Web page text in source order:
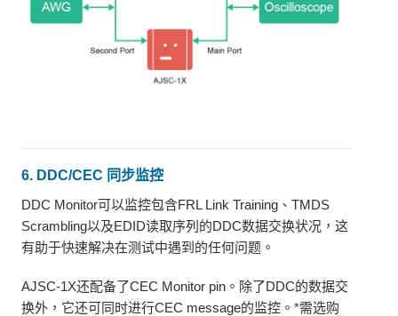
6. DDC/CEC 同步监控
DDC Monitor可以监控包含FRL Link Training、TMDS
Scrambling以及EDID读取序列的DDC数据交换状况，这
有助于快速解决在测试中遇到的任何问题。
AJSC-1X还配备了CEC Monitor pin。除了DDC的数据交
换外，它还可同时进行CEC message的监控。*需选购